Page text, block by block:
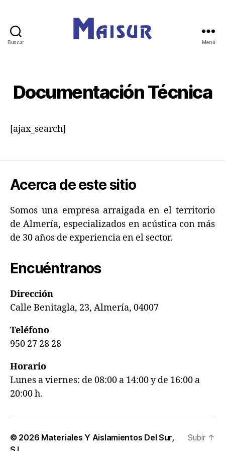
Buscar
Del
Sur,
Menú
Documentación Técnica
[ajax_search]
Acerca de este sitio
Somos una empresa arraigada en el territorio
de Almería, especializados en acústica con más
de 30 años de experiencia en el sector.
Encuéntranos
Dirección
Calle Benitagla, 23, Almería, 04007
Teléfono
950 27 28 28
Horario
Lunes a viernes: de 08:00 a 14:00 y de 16:00 a
20:00 h.
© 2026 Materiales Y Aislamientos Del Sur,
Subir ↑